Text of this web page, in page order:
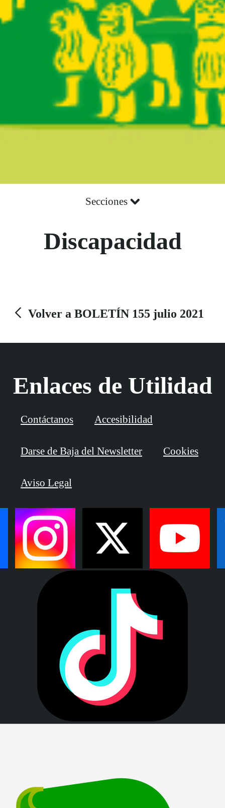
Secciones
Discapacidad
Volver a BOLETÍN 155 julio 2021
Enlaces de Utilidad
Contáctanos Accesibilidad
Darse de Baja del Newsletter Cookies
Aviso Legal